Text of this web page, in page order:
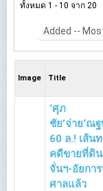
ทั้งหมด 1 - 10 จาก 20
Image Title
‘ศุภ
ชัย’จ่าย‘ณฐ
60 ล.! เส้นท
คดีขายที่ดิ
จั่นฯ-อัยกา
ศาลแล้ว